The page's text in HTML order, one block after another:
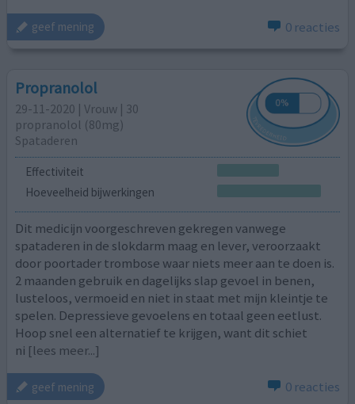
geef mening 0 reacties
Propranolol
29-11-2020 | Vrouw | 30
propranolol (80mg)
Spataderen
Effectiviteit
Hoeveelheid bijwerkingen
Dit medicijn voorgeschreven gekregen vanwege
spataderen in de slokdarm maag en lever, veroorzaakt
door poortader trombose waar niets meer aan te doen is.
2 maanden gebruik en dagelijks slap gevoel in benen,
lusteloos, vermoeid en niet in staat met mijn kleintje te
spelen. Depressieve gevoelens en totaal geen eetlust.
Hoop snel een alternatief te krijgen, want dit schiet
ni [lees meer...]
geef mening 0 reacties